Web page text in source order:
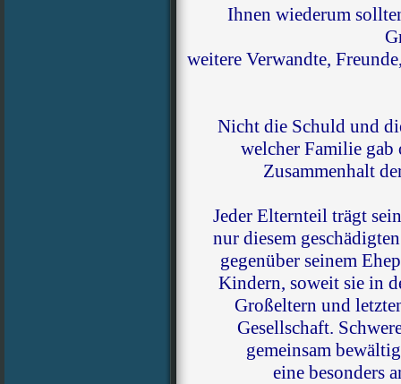
Ihnen wiederum
weitere Verwandte,
Nicht die Schuld und
welcher Familie gab
Zusammenhalt
Jeder Elternteil trägt
nur diesem
gegenüber seinem
Kindern, soweit sie in
Großeltern und
Gesellschaft.
gemeinsam
eine besonders